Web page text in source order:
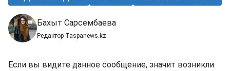
Бахыт Сарсембаева
Редактор Taspanews.kz
Если вы видите данное сообщение, значит возникли